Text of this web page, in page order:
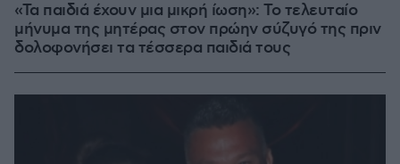
«Τα παιδιά έχουν μια μικρή ίωση»: Το τελευταίο
μήνυμα της μητέρας στον πρώην σύζυγό της πριν
δολοφονήσει τα τέσσερα παιδιά τους